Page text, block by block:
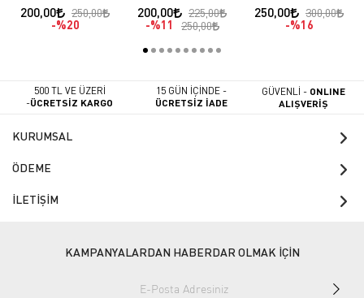
200,00
250,00
%20
200,00
225,00
%11
250,00
250,00
300,00
%16
500 TL VE ÜZERİ
-ÜCRETSİZ KARGO
15 GÜN İÇİNDE -
ÜCRETSİZ İADE
GÜVENLİ - ONLINE
ALIŞVERİŞ
KURUMSAL
ÖDEME
İLETİŞİM
KAMPANYALARDAN HABERDAR OLMAK İÇİN